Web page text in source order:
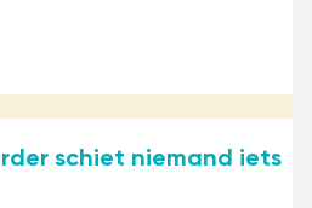
schiet niemand iets